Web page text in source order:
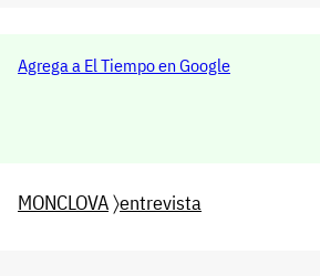
Agrega a El Tiempo en Google
MONCLOVA〉entrevista